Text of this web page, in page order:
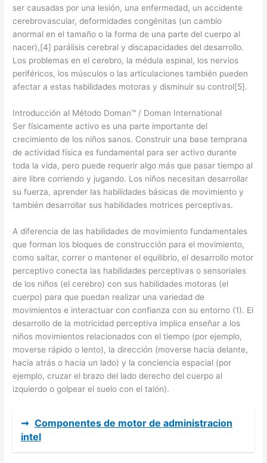
ser causadas por una lesión, una enfermedad, un accidente
cerebrovascular, deformidades congénitas (un cambio
anormal en el tamaño o la forma de una parte del cuerpo al
nacer),[4] parálisis cerebral y discapacidades del desarrollo.
Los problemas en el cerebro, la médula espinal, los nervios
periféricos, los músculos o las articulaciones también pueden
afectar a estas habilidades motoras y disminuir su control[5].
Introducción al Método Doman™ / Doman International
Ser físicamente activo es una parte importante del
crecimiento de los niños sanos. Construir una base temprana
de actividad física es fundamental para ser activo durante
toda la vida, pero puede requerir algo más que pasar tiempo al
aire libre corriendo y jugando. Los niños necesitan desarrollar
su fuerza, aprender las habilidades básicas de movimiento y
también desarrollar sus habilidades motrices perceptivas.
A diferencia de las habilidades de movimiento fundamentales
que forman los bloques de construcción para el movimiento,
como saltar, correr o mantener el equilibrio, el desarrollo motor
perceptivo conecta las habilidades perceptivas o sensoriales
de los niños (el cerebro) con sus habilidades motoras (el
cuerpo) para que puedan realizar una variedad de
movimientos e interactuar con confianza con su entorno (1). El
desarrollo de la motricidad perceptiva implica enseñar a los
niños movimientos relacionados con el tiempo (por ejemplo,
moverse rápido o lento), la dirección (moverse hacia delante,
hacia atrás o hacia un lado) y la conciencia espacial (por
ejemplo, cruzar el brazo del lado derecho del cuerpo al
izquierdo o golpear el suelo con el talón).
➞ Componentes de motor de administracion
intel